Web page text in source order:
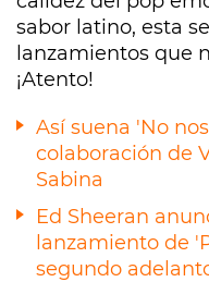
sabor latino, esta
lanzamientos que
¡Atento!
Así suena 'No
colaboración de
Sabina
Ed Sheeran
lanzamiento de
segundo